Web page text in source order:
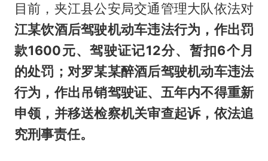
目前，夹江县公安局交通管理大队依法对
江某饮酒后驾驶机动车违法行为，作出罚
款1600元、驾驶证记12分、暂扣6个月
的处罚 ；对罗某某醉酒后驾驶机动车违法
行为，作出吊销驾驶证、五年内不得重新
申领， 并移送检察机关审查起诉，依法追
究刑事责任。